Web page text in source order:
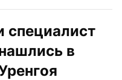
специалист
в